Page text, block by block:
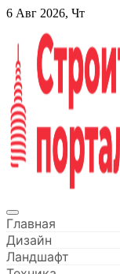
Перейти
содержанию
6 Авг 2026, Чт
Строительный портал
Главная
Дизайн
Ландшафт